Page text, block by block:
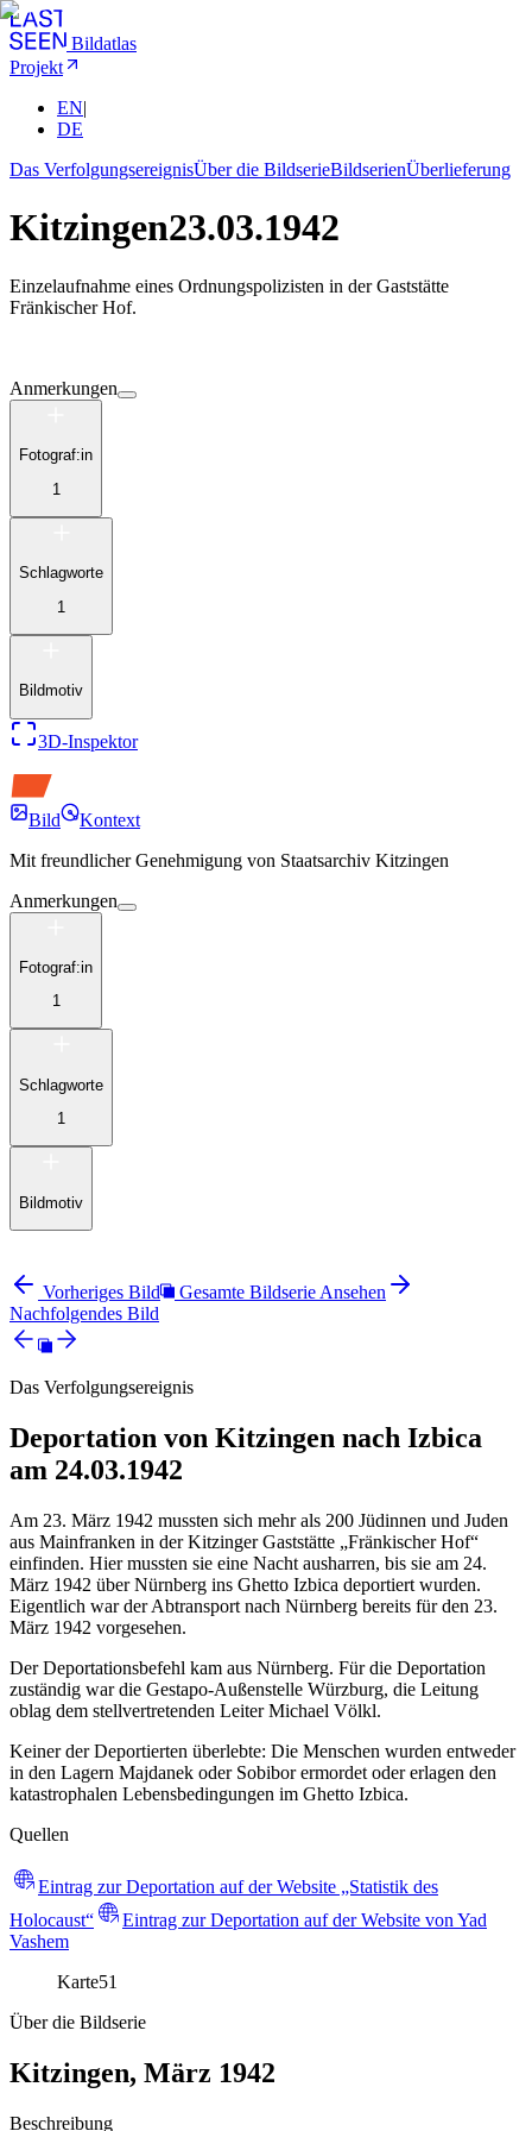
Bildatlas
Projekt
EN|
DE
Das VerfolgungsereignisÜber die BildserieBildserienÜberlieferung
Kitzingen23.03.1942
Einzelaufnahme eines Ordnungspolizisten in der Gaststätte
Fränkischer Hof.
Anmerkungen
Fotograf:in
1
Schlagworte
1
Bildmotiv
3D-Inspektor
Bild
Kontext
Mit freundlicher Genehmigung von Staatsarchiv Kitzingen
Anmerkungen
Fotograf:in
1
Schlagworte
1
Bildmotiv
Vorheriges Bild
Gesamte Bildserie Ansehen
Nachfolgendes Bild
Das Verfolgungsereignis
Deportation von Kitzingen nach Izbica
am 24.03.1942
Am 23. März 1942 mussten sich mehr als 200 Jüdinnen und Juden
aus Mainfranken in der Kitzinger Gaststätte „Fränkischer Hof“
einfinden. Hier mussten sie eine Nacht ausharren, bis sie am 24.
März 1942 über Nürnberg ins Ghetto Izbica deportiert wurden.
Eigentlich war der Abtransport nach Nürnberg bereits für den 23.
März 1942 vorgesehen.
Der Deportationsbefehl kam aus Nürnberg. Für die Deportation
zuständig war die Gestapo-Außenstelle Würzburg, die Leitung
oblag dem stellvertretenden Leiter Michael Völkl.
Keiner der Deportierten überlebte: Die Menschen wurden entweder
in den Lagern Majdanek oder Sobibor ermordet oder erlagen den
katastrophalen Lebensbedingungen im Ghetto Izbica.
Quellen
Eintrag zur Deportation auf der Website „Statistik des
Holocaust“
Eintrag zur Deportation auf der Website von Yad
Vashem
Karte51
Über die Bildserie
Kitzingen, März 1942
Beschreibung